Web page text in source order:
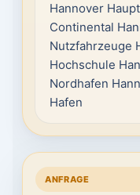
Hannover
Continental
Nutzfahrzeuge
Hochschule
Nordhafen
Hafen
ANFRAGE